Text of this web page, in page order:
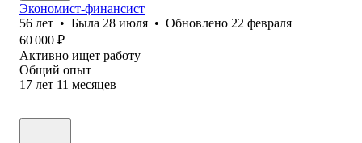
Экономист-финансист
56 лет • Была 28 июля • Обновлено 22 февраля
60 000 ₽
Активно ищет работу
Общий опыт
17 лет 11 месяцев